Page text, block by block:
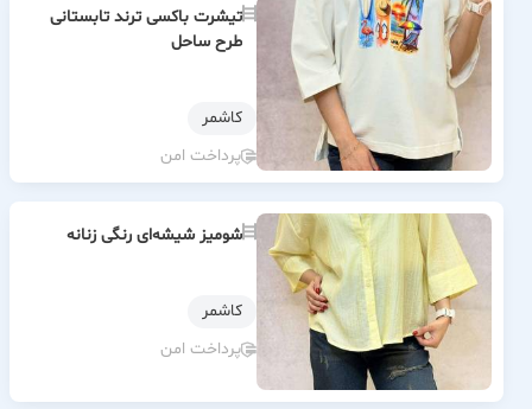
تیشرت باکسی ترند تابستانی
طرح ساحل
كاشمر
پرداخت امن
شومیز شیشه‌ای رنگی زنانه
كاشمر
پرداخت امن